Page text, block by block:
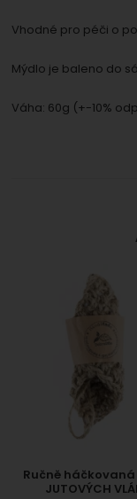
Vhodné pro péči o
Mýdlo je baleno do
Váha: 60g (+-10%
Ručně háčkovaná
JUTOVÝCH